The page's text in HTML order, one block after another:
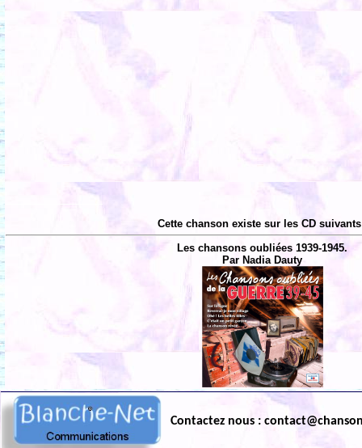
Cette chanson existe sur les CD
Les chansons oubliées 1939-1945.
Par Nadia Dauty
Contactez nous :